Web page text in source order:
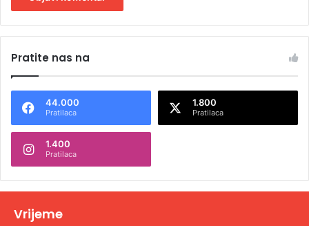
t
n
t
v
Pratite nas na
44.000
Pratilaca
1.800
Pratilaca
1.400
Pratilaca
Vrijeme